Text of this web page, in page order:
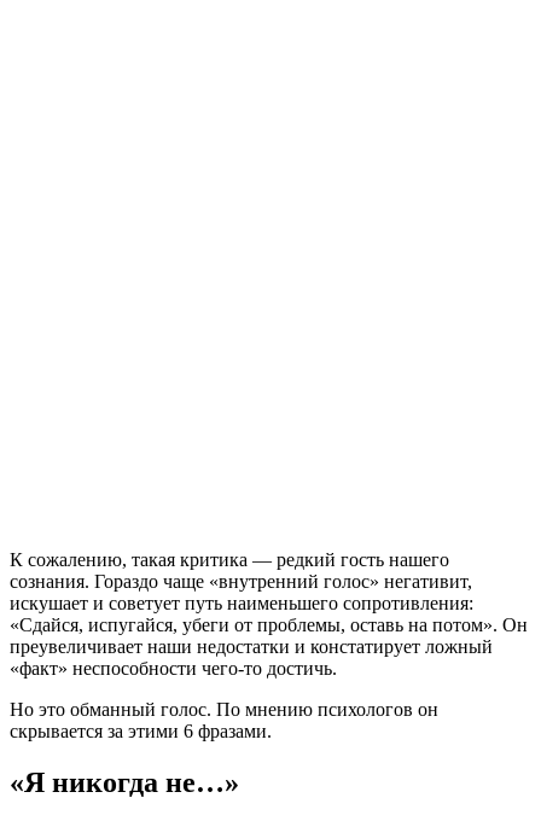
К сожалению, такая критика — редкий гость нашего
сознания. Гораздо чаще «внутренний голос» негативит,
искушает и советует путь наименьшего сопротивления:
«Сдайся, испугайся, убеги от проблемы, оставь на потом». Он
преувеличивает наши недостатки и констатирует ложный
«факт» неспособности чего-то достичь.
Но это обманный голос. По мнению психологов он
скрывается за этими 6 фразами.
«Я никогда не…»